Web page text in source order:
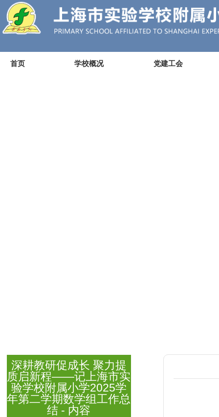
首页 学校概况 党建工会
深耕教研促成长 聚力提
质启新程——记上海市实
验学校附属小学2025学
年第二学期数学组工作总
结 - 内容